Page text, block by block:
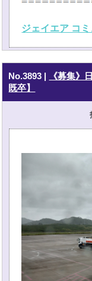
ジェイエア コ
No.3893 |
《募集》
既卒】